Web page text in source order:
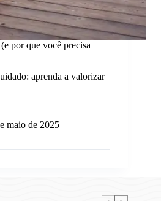
por que você precisa
aprenda a valorizar
maio de 2025